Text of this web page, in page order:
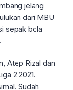
jelang
dari MBU
sepak bola
Atep Rizal dan
2 2021.
Sudah